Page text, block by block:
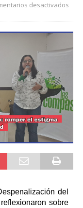
desactivados
del
sobre